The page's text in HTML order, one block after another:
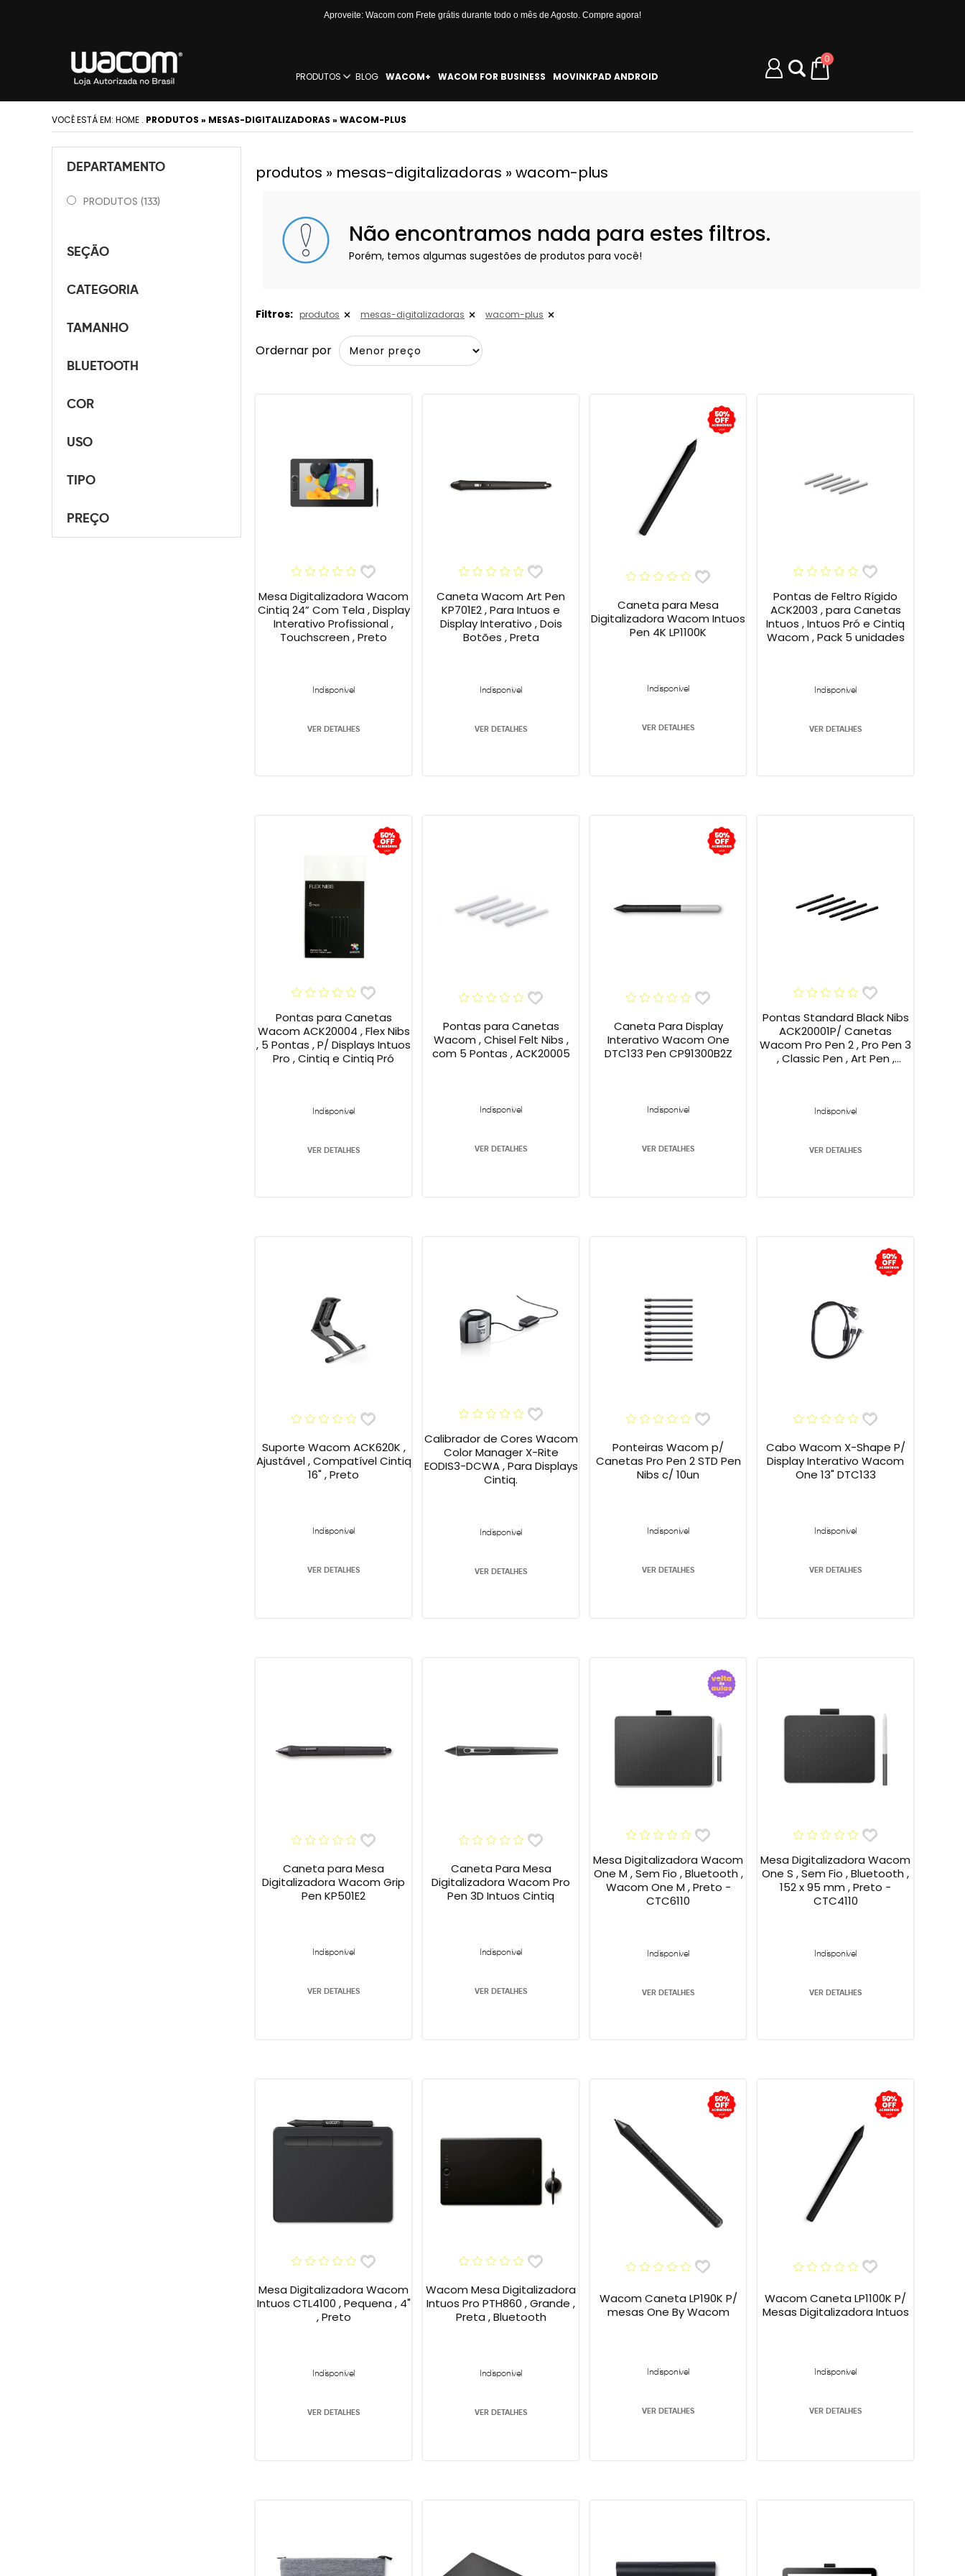
Aproveite: Wacom com Frete grátis durante todo o mês de Agosto. Compre agora!
PRODUTOS BLOG WACOM+ WACOM FOR BUSINESS MOVINKPAD ANDROID
0
VOCÊ ESTÁ EM: HOME . PRODUTOS » MESAS-DIGITALIZADORAS » WACOM-PLUS
DEPARTAMENTO
PRODUTOS (133)
SEÇÃO
CATEGORIA
TAMANHO
BLUETOOTH
COR
USO
TIPO
PREÇO
produtos » mesas-digitalizadoras » wacom-plus
Não encontramos nada para estes filtros.
Porém, temos algumas sugestões de produtos para você!
Filtros: produtos mesas-digitalizadoras wacom-plus
Ordernar por
Mesa Digitalizadora Wacom
Cintiq 24” Com Tela , Display
Interativo Profissional ,
Touchscreen , Preto
Indisponível
VER DETALHES
Caneta Wacom Art Pen
KP701E2 , Para Intuos e
Display Interativo , Dois
Botões , Preta
Indisponível
VER DETALHES
Caneta para Mesa
Digitalizadora Wacom Intuos
Pen 4K LP1100K
Indisponível
VER DETALHES
Pontas de Feltro Rígido
ACK2003 , para Canetas
Intuos , Intuos Pró e Cintiq
Wacom , Pack 5 unidades
Indisponível
VER DETALHES
Pontas para Canetas
Wacom ACK20004 , Flex Nibs
, 5 Pontas , P/ Displays Intuos
Pro , Cintiq e Cintiq Pró
Indisponível
VER DETALHES
Pontas para Canetas
Wacom , Chisel Felt Nibs ,
com 5 Pontas , ACK20005
Indisponível
VER DETALHES
Caneta Para Display
Interativo Wacom One
DTC133 Pen CP91300B2Z
Indisponível
VER DETALHES
Pontas Standard Black Nibs
ACK20001P/ Canetas
Wacom Pro Pen 2 , Pro Pen 3
, Classic Pen , Art Pen ,
Indisponível
VER DETALHES
Suporte Wacom ACK620K ,
Ajustável , Compatível Cintiq
16" , Preto
Indisponível
VER DETALHES
Calibrador de Cores Wacom
Color Manager X-Rite
EODIS3-DCWA , Para Displays
Cintiq.
Indisponível
VER DETALHES
Ponteiras Wacom p/
Canetas Pro Pen 2 STD Pen
Nibs c/ 10un
Indisponível
VER DETALHES
Cabo Wacom X-Shape P/
Display Interativo Wacom
One 13" DTC133
Indisponível
VER DETALHES
Caneta para Mesa
Digitalizadora Wacom Grip
Pen KP501E2
Indisponível
VER DETALHES
Caneta Para Mesa
Digitalizadora Wacom Pro
Pen 3D Intuos Cintiq
Indisponível
VER DETALHES
Mesa Digitalizadora Wacom
One M , Sem Fio , Bluetooth ,
Wacom One M , Preto -
CTC6110
Indisponível
VER DETALHES
Mesa Digitalizadora Wacom
One S , Sem Fio , Bluetooth ,
152 x 95 mm , Preto -
CTC4110
Indisponível
VER DETALHES
Mesa Digitalizadora Wacom
Intuos CTL4100 , Pequena , 4"
, Preto
Indisponível
VER DETALHES
Wacom Mesa Digitalizadora
Intuos Pro PTH860 , Grande ,
Preta , Bluetooth
Indisponível
VER DETALHES
Wacom Caneta LP190K P/
mesas One By Wacom
Indisponível
VER DETALHES
Wacom Caneta LP1100K P/
Mesas Digitalizadora Intuos
Indisponível
VER DETALHES